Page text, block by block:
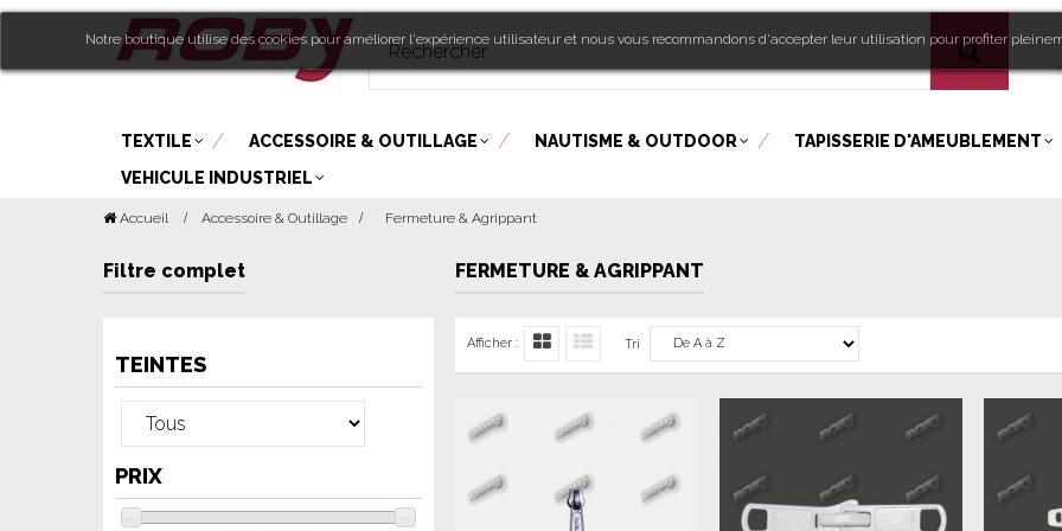
!
Notre boutique utilise des cookies pour améliorer l'expérience utilisateur et nous vous recommandons d'accepter leur utilisation pour profiter
TEXTILE ACCESSOIRE & OUTILLAGE NAUTISME & OUTDOOR TAPISSERIE D'AMEUBLEMENT
VEHICULE INDUSTRIEL
Accueil Accessoire & Outillage > Fermeture & Agrippant
Filtre complet
TEINTES
PRIX
FERMETURE & AGRIPPANT
Afficher : Tri